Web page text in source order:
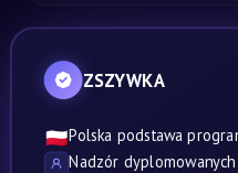
ZSZYWKA
🇵🇱Polska podstawa
Nadzór